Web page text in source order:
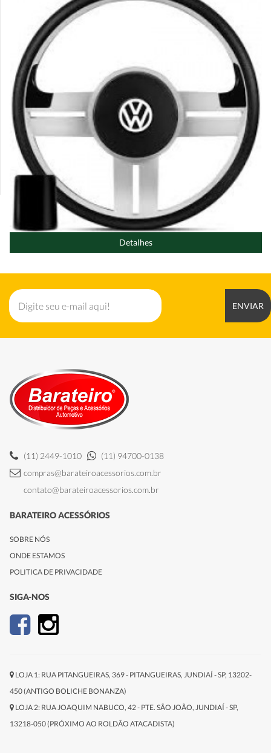
Detalhes
ENVIAR
(11) 2449-1010
(11) 94700-0138
compras@barateiroacessorios.com.br
contato@barateiroacessorios.com.br
BARATEIRO ACESSÓRIOS
SOBRE NÓS
ONDE ESTAMOS
POLITICA DE PRIVACIDADE
SIGA-NOS
LOJA 1: RUA PITANGUEIRAS, 369 - PITANGUEIRAS, JUNDIAÍ - SP, 13202-
450 (ANTIGO BOLICHE BONANZA)
LOJA 2: RUA JOAQUIM NABUCO, 42 - PTE. SÃO JOÃO, JUNDIAÍ - SP,
13218-050 (PRÓXIMO AO ROLDÃO ATACADISTA)